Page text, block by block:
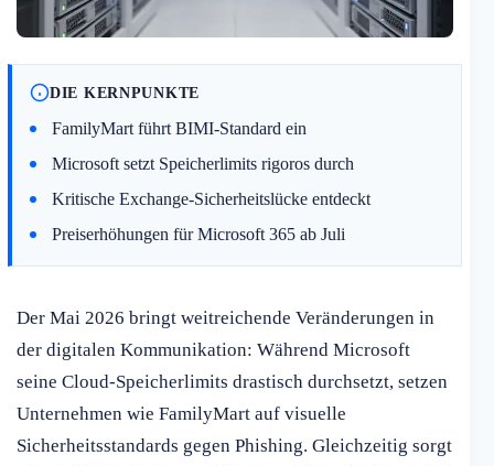
DIE KERNPUNKTE
FamilyMart führt BIMI-Standard ein
Microsoft setzt Speicherlimits rigoros durch
Kritische Exchange-Sicherheitslücke entdeckt
Preiserhöhungen für Microsoft 365 ab Juli
Der Mai 2026 bringt weitreichende Veränderungen in
der digitalen Kommunikation: Während Microsoft
seine Cloud-Speicherlimits drastisch durchsetzt, setzen
Unternehmen wie FamilyMart auf visuelle
Sicherheitsstandards gegen Phishing. Gleichzeitig sorgt